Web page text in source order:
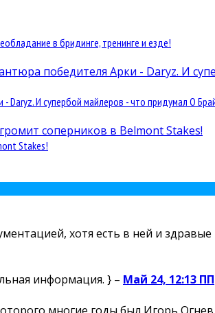
в бридинге, тренинге и езде!
И супербой майлеров - что придумал О
Stakes!
хотя есть в ней и
информация. } – Май 24, 12:13 ПП